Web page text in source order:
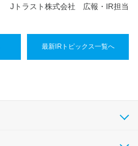
Jトラスト株式会社 広報・IR担当
最新IRトピックス一覧へ